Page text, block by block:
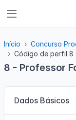
Início
Concurso
Código de perfil 8
8 - Professor
Dados Básicos